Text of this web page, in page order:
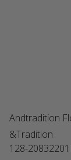
Andtradition
&Tradition
128-